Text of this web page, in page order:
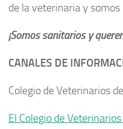
de la veterinaria y
¡Somos sanitarios y
CANALES DE
Colegio de Veterinarios
El Colegio de